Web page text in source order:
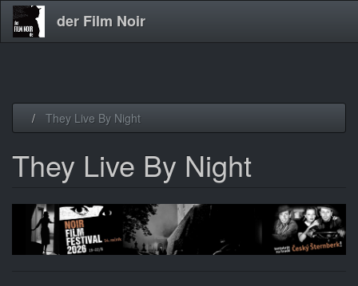
der Film Noir
They Live By Night
They Live By Night